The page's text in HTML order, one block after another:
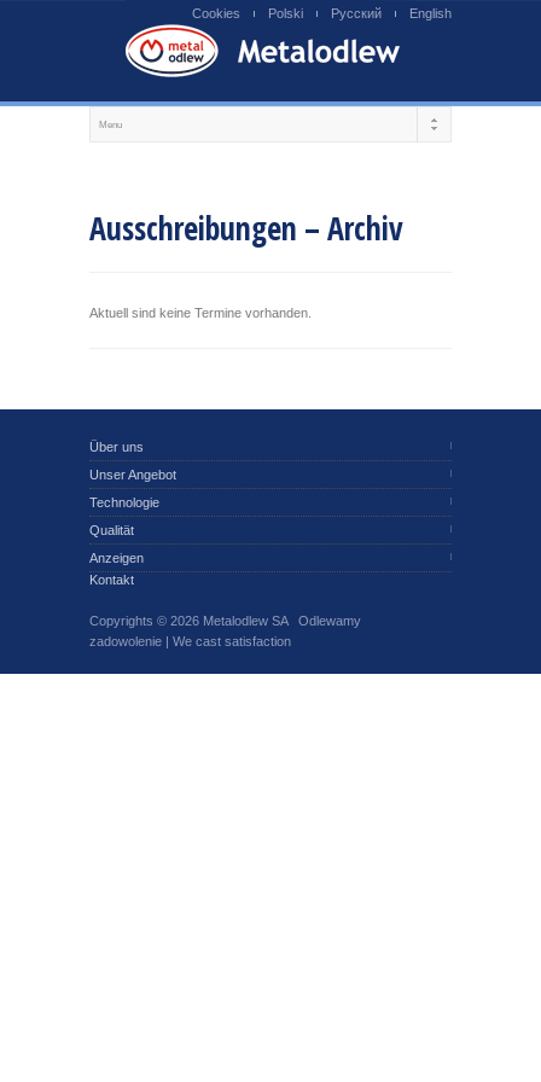
Cookies Polski Русский English
Ausschreibungen – Archiv
Aktuell sind keine Termine vorhanden.
Über uns
Unser Angebot
Technologie
Qualität
Anzeigen
Kontakt
Copyrights © 2026 Metalodlew SA Odlewamy
zadowolenie | We cast satisfaction